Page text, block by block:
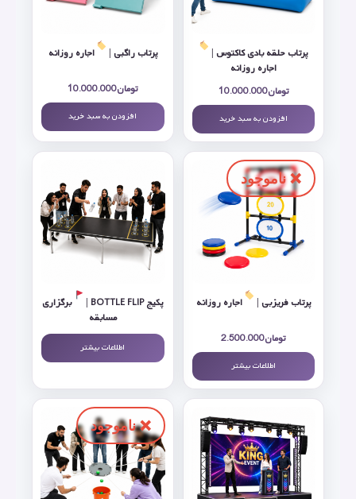
پرتاب حلقه بادی کاکتوس |
اجاره روزانه
تومان10.000.000
افزودن به سبد خرید
پرتاب راگبی | اجاره روزانه
تومان10.000.000
افزودن به سبد خرید
پرتاب فریزبی | اجاره روزانه
تومان2.500.000
اطلاعات بیشتر
پکیج BOTTLE FLIP |
برگزاری
مسابقه
اطلاعات بیشتر